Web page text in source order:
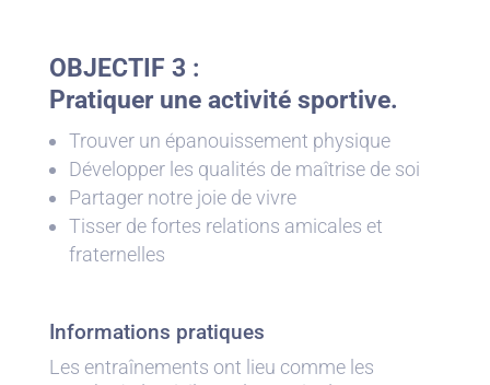
OBJECTIF 3 :
Pratiquer une activité sportive.
Trouver un épanouissement physique
Développer les qualités de maîtrise de soi
Partager notre joie de vivre
Tisser de fortes relations amicales et
fraternelles
Informations pratiques
Les entraînements ont lieu comme les